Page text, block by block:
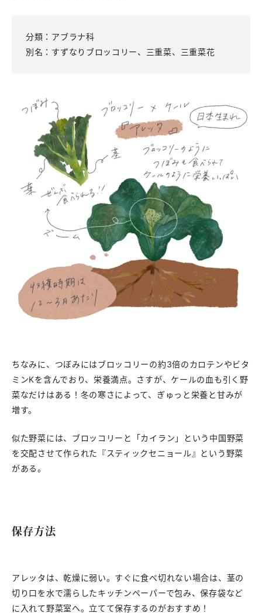
分類：アブラナ科
別名：すずなりブロッコリー、三重菜、三重菜花
ちなみに、つぼみにはブロッコリーの約3倍のカロテンやビタ
ミンKを含んでおり、栄養満点。さすが、ケールの血も引く野
菜なだけはある！冬の寒さによって、ぎゅっと栄養と甘みが
増す。
似た野菜には、ブロッコリーと「カイラン」という中国野菜
を交配させて作られた『スティックセニョール』という野菜
がある。
保存方法
アレッタは、乾燥に弱い。すぐに食べ切れない場合は、茎の
切り口を水で濡らしたキッチンペーパーで包み、保存袋など
に入れて野菜室へ。立てて保存するのがおすすめ！